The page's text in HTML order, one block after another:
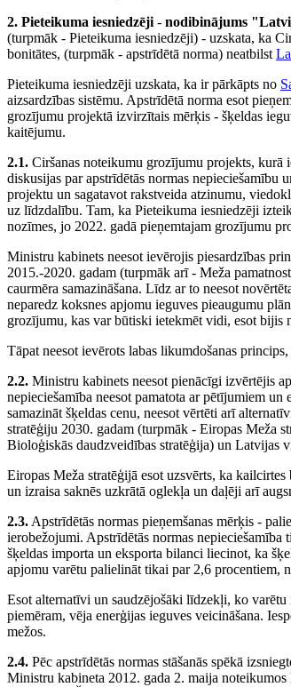
2. Pieteikuma iesniedzēji - nodibinājums
(turpmāk - Pieteikuma iesniedzēji) - uzskata, ka
bonitātes, (turpmāk - apstrīdētā norma) neatbilst
Pieteikuma iesniedzēji uzskata, ka ir pārkāpts no
aizsardzības sistēmu. Apstrīdētā norma esot
grozījumu projektā izvirzītais mērķis - šķeldas
kaitējumu.
2.1. Ciršanas noteikumu grozījumu projekts, kurā
diskusijas par apstrīdētās normas
projektu un sagatavot rakstveida atzinumu,
uz līdzdalību. Tam, ka Pieteikuma iesniedzēji
nozīmes, jo 2022. gadā pieņemtajam grozījumu
Ministru kabinets neesot ievērojis piesardzības
2015.-2020. gadam (turpmāk arī - Meža
caurmēra samazināšana. Līdz ar to neesot
neparedz koksnes apjomu ieguves pieaugumu
grozījumu, kas var būtiski ietekmēt vidi, esot bijis
Tāpat neesot ievērots labas likumdošanas
2.2. Ministru kabinets neesot pienācīgi izvērtējis
nepieciešamība neesot pamatota ar pētījumiem
samazināt šķeldas cenu, neesot vērtēti arī
stratēģiju 2030. gadam (turpmāk - Eiropas Meža
Bioloģiskās daudzveidības stratēģija) un Latvijas
Eiropas Meža stratēģijā esot uzsvērts, ka
un izraisa saknēs uzkrātā oglekļa un daļēji arī
2.3. Apstrīdētās normas pieņemšanas mērķis -
ierobežojumi. Apstrīdētās normas
šķeldas importa un eksporta bilanci liecinot, ka
apjomu varētu palielināt tikai par 2,6 procentiem,
Esot alternatīvi un saudzējošāki līdzekļi, ko varētu
piemēram, vēja enerģijas ieguves veicināšana.
mežos.
2.4. Pēc apstrīdētās normas stāšanās spēkā
Ministru kabineta 2012. gada 2. maija